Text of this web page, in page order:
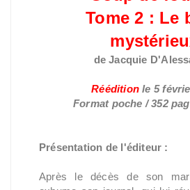
Tome 2 : Le
de Jacquie
Rééditionle 5
Format poche / 352
Présentation de l'éditeur :
Après le décès de son